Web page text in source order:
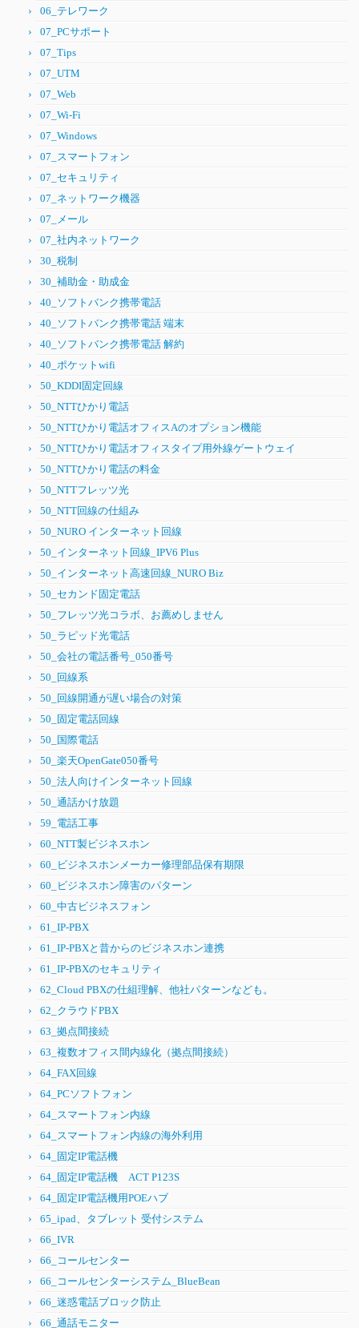
06_テレワーク
07_PCサポート
07_Tips
07_UTM
07_Web
07_Wi-Fi
07_Windows
07_スマートフォン
07_セキュリティ
07_ネットワーク機器
07_メール
07_社内ネットワーク
30_税制
30_補助金・助成金
40_ソフトバンク携帯電話
40_ソフトバンク携帯電話 端末
40_ソフトバンク携帯電話 解約
40_ポケットwifi
50_KDDI固定回線
50_NTTひかり電話
50_NTTひかり電話オフィスAのオプション機能
50_NTTひかり電話オフィスタイプ用外線ゲートウェイ
50_NTTひかり電話の料金
50_NTTフレッツ光
50_NTT回線の仕組み
50_NURO インターネット回線
50_インターネット回線_IPV6 Plus
50_インターネット高速回線_NURO Biz
50_セカンド固定電話
50_フレッツ光コラボ、お薦めしません
50_ラピッド光電話
50_会社の電話番号_050番号
50_回線系
50_回線開通が遅い場合の対策
50_固定電話回線
50_国際電話
50_楽天OpenGate050番号
50_法人向けインターネット回線
50_通話かけ放題
59_電話工事
60_NTT製ビジネスホン
60_ビジネスホンメーカー修理部品保有期限
60_ビジネスホン障害のパターン
60_中古ビジネスフォン
61_IP-PBX
61_IP-PBXと昔からのビジネスホン連携
61_IP-PBXのセキュリティ
62_Cloud PBXの仕組理解、他社パターンなども。
62_クラウドPBX
63_拠点間接続
63_複数オフィス間内線化（拠点間接続）
64_FAX回線
64_PCソフトフォン
64_スマートフォン内線
64_スマートフォン内線の海外利用
64_固定IP電話機
64_固定IP電話機 ACT P123S
64_固定IP電話機用POEハブ
65_ipad、タブレット 受付システム
66_IVR
66_コールセンター
66_コールセンターシステム_BlueBean
66_迷惑電話ブロック防止
66_通話モニター